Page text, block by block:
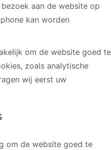
aan de website op
kan worden
om de website goed te
zoals analytische
wij eerst uw
om de website goed te